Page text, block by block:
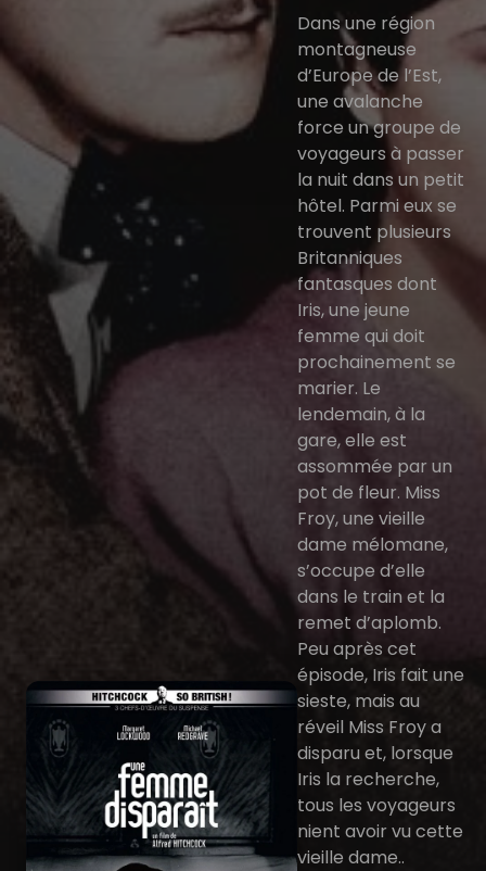
Dans une région
montagneuse
d’Europe de l’Est,
une avalanche
force un groupe de
voyageurs à passer
la nuit dans un petit
hôtel. Parmi eux se
trouvent plusieurs
Britanniques
fantasques dont
Iris, une jeune
femme qui doit
prochainement se
marier. Le
lendemain, à la
gare, elle est
assommée par un
pot de fleur. Miss
Froy, une vieille
dame mélomane,
s’occupe d’elle
dans le train et la
remet d’aplomb.
Peu après cet
épisode, Iris fait une
sieste, mais au
réveil Miss Froy a
disparu et, lorsque
Iris la recherche,
tous les voyageurs
nient avoir vu cette
vieille dame..